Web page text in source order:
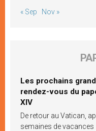
« Sep Nov »
Les prochains
rendez-vous du
XIV
De retour au Vatican,
semaines de vacances